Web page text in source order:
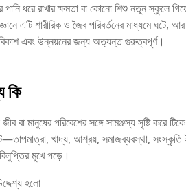
ধরে রাখার ক্ষমতা বা কোনো শিশু নতুন স্কুলে
এটি শারীরিক ও জৈব পরিবর্তনের মাধ্যমে ঘটে,
এবং উন্নয়নের জন্য অত্যন্ত গুরুত্বপূর্ণ।
কি
বা মানুষের পরিবেশের সঙ্গে সামঞ্জস্য সৃষ্টি করে
খাদ্য, আশ্রয়, সমাজব্যবস্থা, সংস্কৃতি
মুখে পড়ে।
হলো